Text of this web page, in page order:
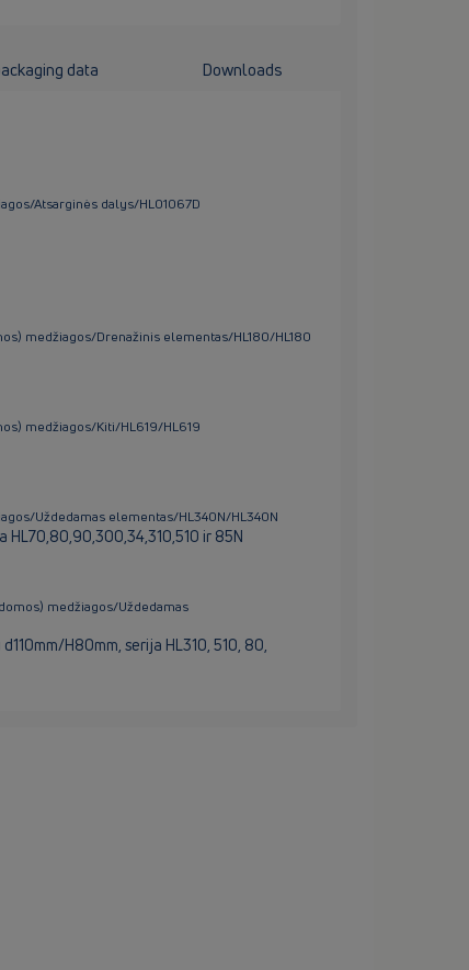
data Downloads
Atsarginės dalys/HL01067D
medžiagos/Drenažinis elementas/HL180/HL180
medžiagos/Kiti/HL619/HL619
Uždedamas elementas/HL340N/HL340N
HL70,80,90,300,34,310,510 ir 85N
medžiagos/Uždedamas
H80mm, serija HL310, 510, 80,